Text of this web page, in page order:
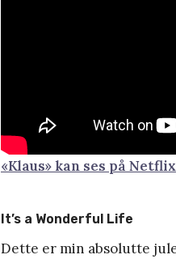
«Klaus» kan ses på Netflix
It’s a Wonderful Life
Dette er min absolutte